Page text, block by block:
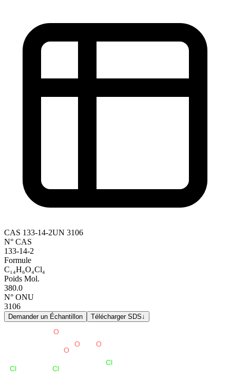
CAS 133-14-2UN 3106
N° CAS
133-14-2
Formule
C₁₄H₆O₄Cl₄
Poids Mol.
380.0
N° ONU
3106
Demander un Échantillon Télécharger SDS↓